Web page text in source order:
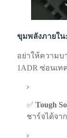
ขุมพลังภายใน:
อย่าให้ความบ
1ADR ซ่อนเ
✅ Tough
ชาร์จได้จา